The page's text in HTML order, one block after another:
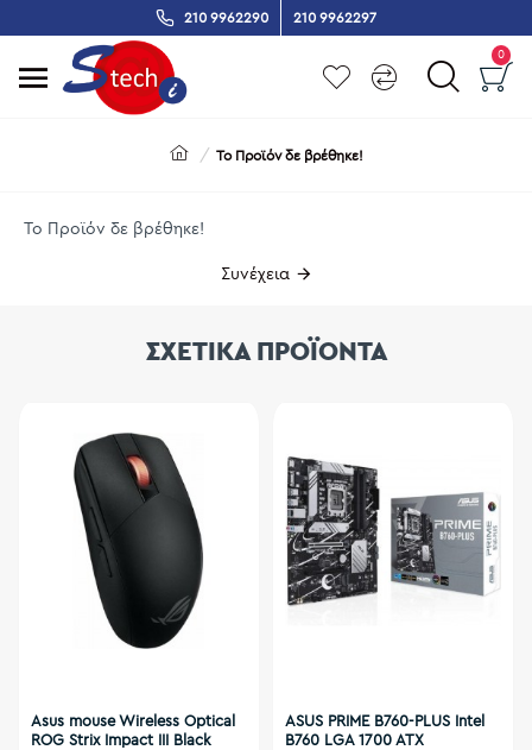
210 9962290 210 9962297
0
Το Προϊόν δε βρέθηκε!
Το Προϊόν δε βρέθηκε!
Συνέχεια
ΣΧΕΤΙΚΑ ΠΡΟΪΟΝΤΑ
Asus mouse Wireless Optical
ROG Strix Impact III Black
ASUS PRIME B760-PLUS Intel
B760 LGA 1700 ATX